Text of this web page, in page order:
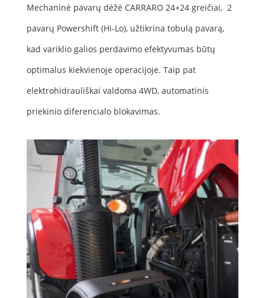
Mechaninė pavarų dėžė CARRARO 24+24 greičiai, 2
pavarų Powershift (Hi-Lo), užtikrina tobulą pavarą,
kad variklio galios perdavimo efektyvumas būtų
optimalus kiekvienoje operacijoje. Taip pat
elektrohidrauliškai valdoma 4WD, automatinis
priekinio diferencialo blokavimas.